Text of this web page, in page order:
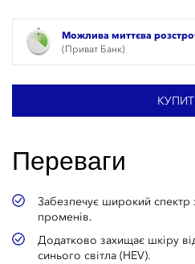
Можлива миттєва
(Приват Банк)
Переваги
Забезпечує широкий спектр
променів.
Додатково захищає шкіру
синього світла (HEV).